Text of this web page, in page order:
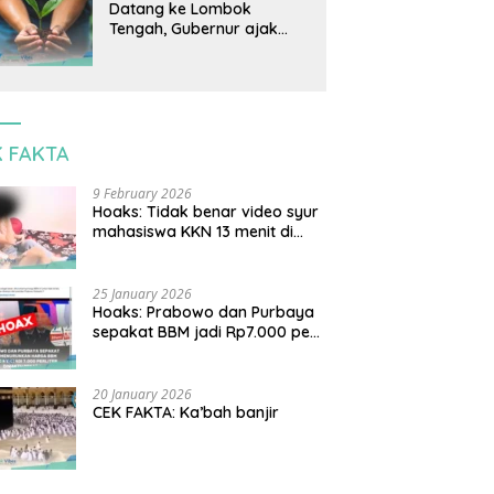
lingkungan dan warga
lokal
Datang ke Lombok
Tengah, Gubernur ajak
FAKTA
9 February 2026
Hoaks: Tidak benar video syur
mahasiswa KKN 13 menit di
25 January 2026
Hoaks: Prabowo dan Purbaya
sepakat BBM jadi Rp7.000 per
20 January 2026
CEK FAKTA: Ka’bah banjir